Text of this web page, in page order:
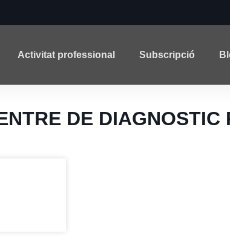
Activitat professional Subscripció
DE DIAGNOSTIC